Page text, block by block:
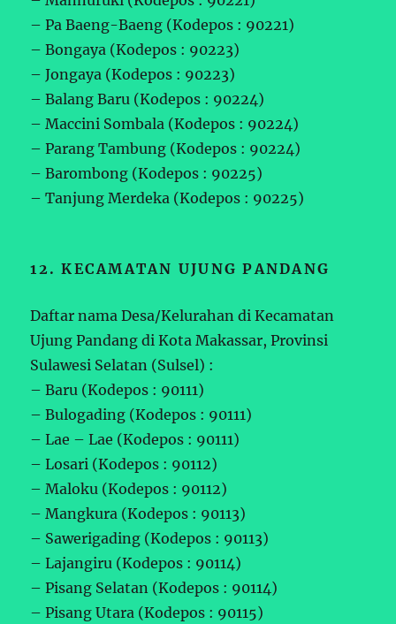
– Pa Baeng-Baeng (Kodepos : 90221)
– Bongaya (Kodepos : 90223)
– Jongaya (Kodepos : 90223)
– Balang Baru (Kodepos : 90224)
– Maccini Sombala (Kodepos : 90224)
– Parang Tambung (Kodepos : 90224)
– Barombong (Kodepos : 90225)
– Tanjung Merdeka (Kodepos : 90225)
12. KECAMATAN UJUNG PANDANG
Daftar nama Desa/Kelurahan di Kecamatan
Ujung Pandang di Kota Makassar, Provinsi
Sulawesi Selatan (Sulsel) :
– Baru (Kodepos : 90111)
– Bulogading (Kodepos : 90111)
– Lae – Lae (Kodepos : 90111)
– Losari (Kodepos : 90112)
– Maloku (Kodepos : 90112)
– Mangkura (Kodepos : 90113)
– Sawerigading (Kodepos : 90113)
– Lajangiru (Kodepos : 90114)
– Pisang Selatan (Kodepos : 90114)
– Pisang Utara (Kodepos : 90115)